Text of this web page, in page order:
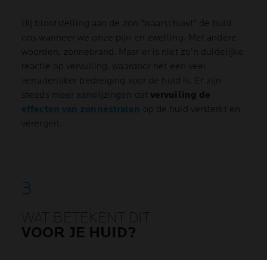
Bij blootstelling aan de zon "waarschuwt" de huid
ons wanneer we onze pijn en zwelling. Met andere
woorden, zonnebrand. Maar er is niet zo’n duidelijke
reactie op vervuiling, waardoor het een veel
verraderlijker bedreiging voor de huid is. Er zijn
steeds meer aanwijzingen dat vervuiling de
effecten van zonnestralen op de huid versterkt en
verergert.
WAT BETEKENT DIT
VOOR JE HUID?